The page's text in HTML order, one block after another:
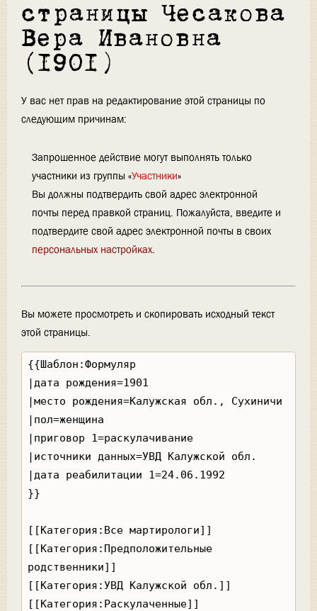
страницы Чесакова
Вера Ивановна
(1901)
У вас нет прав на редактирование этой страницы по
следующим причинам:
Запрошенное действие могут выполнять только
участники из группы «Участники»
Вы должны подтвердить свой адрес электронной
почты перед правкой страниц. Пожалуйста, введите и
подтвердите свой адрес электронной почты в своих
персональных настройках.
Вы можете просмотреть и скопировать исходный текст
этой страницы.